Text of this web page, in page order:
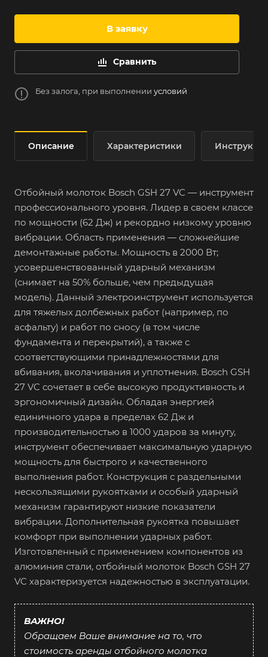
В заявку
Сравнить
Без залога, при выполнении условий
Описание Характеристики
Отбойный молоток Bosch GSH 27 VC — инструмент
профессионального уровня. Лидер в своем классе
по мощности (62 Дж) и рекордно низкому уровню
вибрации. Область применения — сложнейшие
демонтажные работы. Мощность в 2000 Вт;
усовершенствованный ударный механизм
(снимает на 50% больше, чем предыдущая
модель). Данный электроинструмент используется
для тяжелых долбежных работ (например, по
асфальту) и работ по сносу (в том числе
фундамента и перекрытий), а также с
соответствующими принадлежностями для
вбивания, вколачивания и уплотнения. Bosch GSH
27 VC сочетает в себе высокую продуктивность и
эргономичный дизайн. Обладая энергией
единичного удара в пределах 62 Дж и
производительностью в 1000 ударов за минуту,
инструмент обеспечивает максимальную ударную
мощность для быстрого и качественного
выполнения работ. Конструкция с раздельными
нескользящими рукоятками и особый ударный
механизм гарантируют низкие показатели
вибрации. Дополнительная рукоятка повышает
комфорт при выполнении ударных работ.
Изготовленный с применением компонентов из
алюминия стали, отбойный молоток Bosch GSH 27
VC характеризуется надежностью в эксплуатации.
ВАЖНО!
Обращаем Ваше внимание на то, что
стоимость аренды отбойного молотка